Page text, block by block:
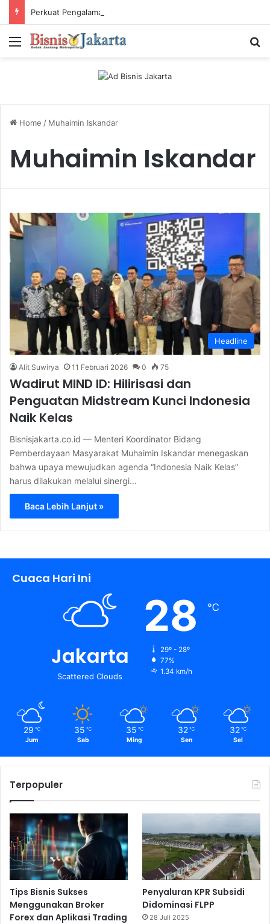
Menu
Home / Muhaimin Iskandar
Muhaimin Iskandar
Headline
Alit Suwirya 11 Februari 2026 0 75
Wadirut MIND ID: Hilirisasi dan
Penguatan Midstream Kunci Indonesia
Naik Kelas
Bisnisjakarta.co.id — Menteri Koordinator Bidang
Pemberdayaan Masyarakat Muhaimin Iskandar menegaskan
bahwa upaya mewujudkan agenda “Indonesia Naik Kelas”
harus dilakukan melalui sinergi…
Baca Lebih Lanjut »
Cuaca Hari Ini
Jakarta
Scattered Clouds
28 ℃
29º - 28º
77%
1.34 km/h
29 ℃
Jum
35 ℃
Sab
35 ℃
Ming
32 ℃
Sen
32 ℃
Sel
Terpopuler
Tips Bisnis Sukses
Menggunakan Broker
Forex dan Aplikasi Trading
Penyaluran KPR Subsidi
Didominasi FLPP
28 Juli 2025